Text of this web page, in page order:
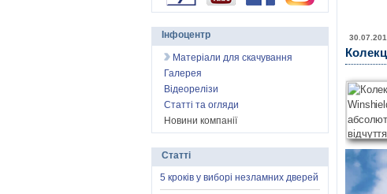
Інфоцентр
Матеріали для скачування
Галерея
Відеорелізи
Статті та огляди
Новини компанії
Статті
5 кроків у виборі незламних дверей